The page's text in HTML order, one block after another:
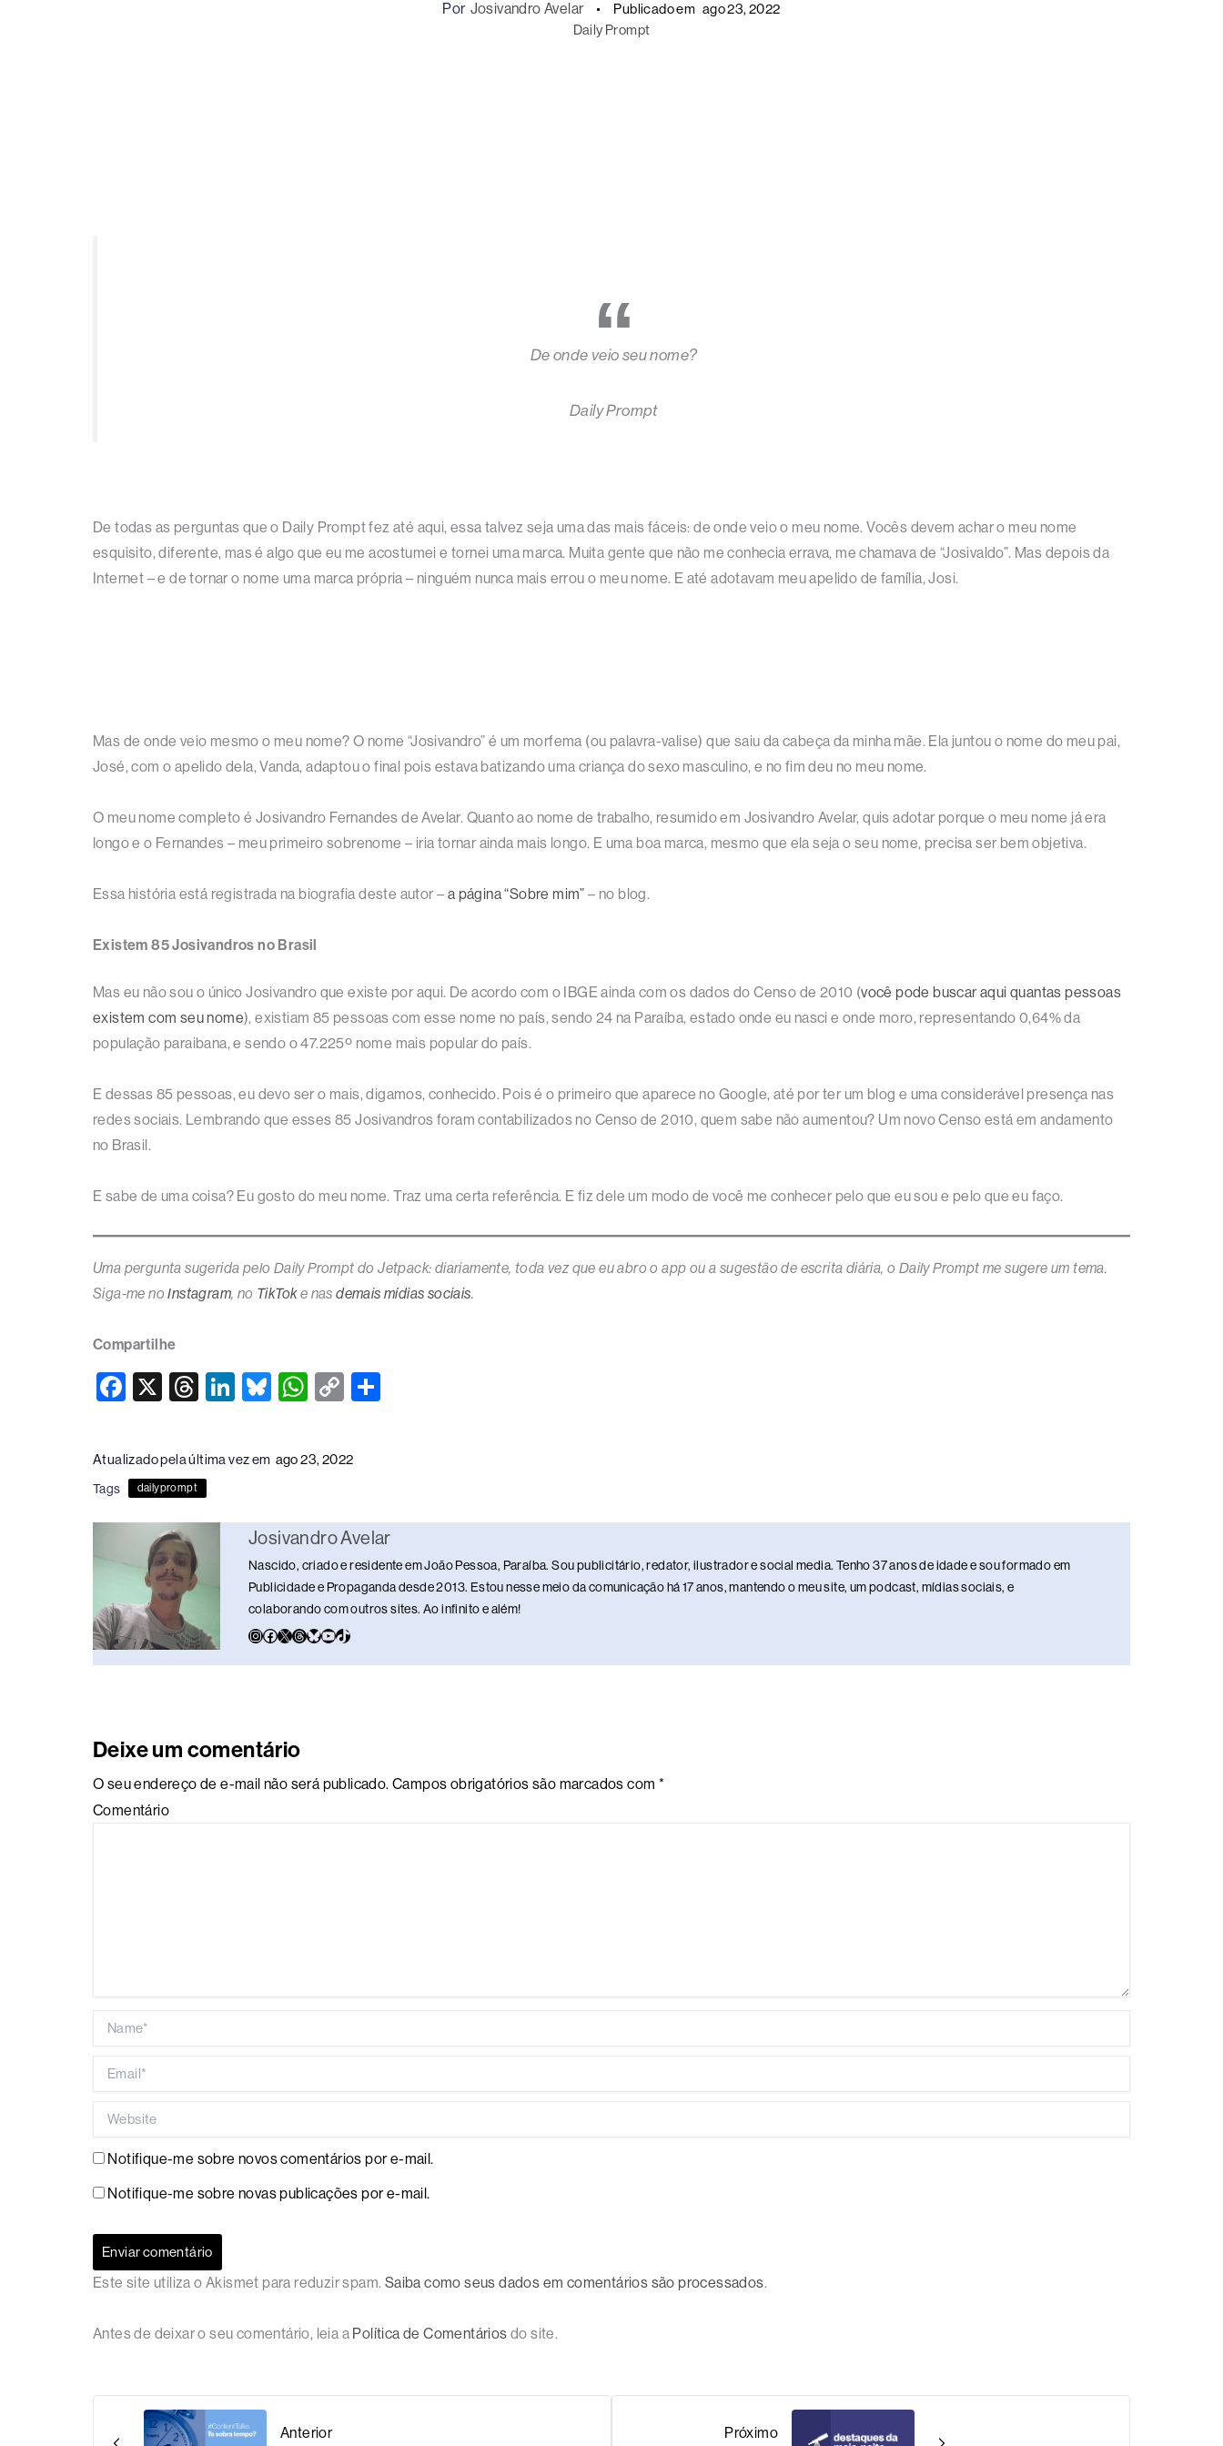
Por Josivandro Avelar Publicado em ago 23, 2022
Daily Prompt
De onde veio seu nome?
Daily Prompt
De todas as perguntas que o Daily Prompt fez até aqui, essa talvez seja uma das mais fáceis: de onde veio o meu nome. Vocês devem achar o meu nome
esquisito, diferente, mas é algo que eu me acostumei e tornei uma marca. Muita gente que não me conhecia errava, me chamava de “Josivaldo”. Mas depois da
Internet – e de tornar o nome uma marca própria – ninguém nunca mais errou o meu nome. E até adotavam meu apelido de família, Josi.
Mas de onde veio mesmo o meu nome? O nome “Josivandro” é um morfema (ou palavra-valise) que saiu da cabeça da minha mãe. Ela juntou o nome do meu pai,
José, com o apelido dela, Vanda, adaptou o final pois estava batizando uma criança do sexo masculino, e no fim deu no meu nome.
O meu nome completo é Josivandro Fernandes de Avelar. Quanto ao nome de trabalho, resumido em Josivandro Avelar, quis adotar porque o meu nome já era
longo e o Fernandes – meu primeiro sobrenome – iria tornar ainda mais longo. E uma boa marca, mesmo que ela seja o seu nome, precisa ser bem objetiva.
Essa história está registrada na biografia deste autor – a página “Sobre mim” – no blog.
Existem 85 Josivandros no Brasil
Mas eu não sou o único Josivandro que existe por aqui. De acordo com o IBGE ainda com os dados do Censo de 2010 (você pode buscar aqui quantas pessoas
existem com seu nome), existiam 85 pessoas com esse nome no país, sendo 24 na Paraíba, estado onde eu nasci e onde moro, representando 0,64% da
população paraibana, e sendo o 47.225º nome mais popular do país.
E dessas 85 pessoas, eu devo ser o mais, digamos, conhecido. Pois é o primeiro que aparece no Google, até por ter um blog e uma considerável presença nas
redes sociais. Lembrando que esses 85 Josivandros foram contabilizados no Censo de 2010, quem sabe não aumentou? Um novo Censo está em andamento
no Brasil.
E sabe de uma coisa? Eu gosto do meu nome. Traz uma certa referência. E fiz dele um modo de você me conhecer pelo que eu sou e pelo que eu faço.
Uma pergunta sugerida pelo Daily Prompt do Jetpack: diariamente, toda vez que eu abro o app ou a sugestão de escrita diária, o Daily Prompt me sugere um tema.
Siga-me noInstagram, no TikToke nasdemais mídias sociais.
Compartilhe
F
e
b
o
o
X
T
a
d
s
Li
e
n
Bl
sk
W
s
p
p
C
y
n
k
Atualizado pela última vez em ago 23, 2022
Tags dailyprompt
Josivandro Avelar
Nascido, criado e residente em João Pessoa, Paraíba. Sou publicitário, redator, ilustrador e social media. Tenho 37 anos de idade e sou formado em
Publicidade e Propaganda desde 2013. Estou nesse meio da comunicação há 17 anos, mantendo o meu site, um podcast, mídias sociais, e
colaborando com outros sites. Ao infinito e além!
Deixe um comentário
O seu endereço de e-mail não será publicado. Campos obrigatórios são marcados com *
Comentário
Notifique-me sobre novos comentários por e-mail.
Notifique-me sobre novas publicações por e-mail.
Este site utiliza o Akismet para reduzir spam. Saiba como seus dados em comentários são processados.
Antes de deixar o seu comentário, leia a Política de Comentários do site.
Anterior Próximo